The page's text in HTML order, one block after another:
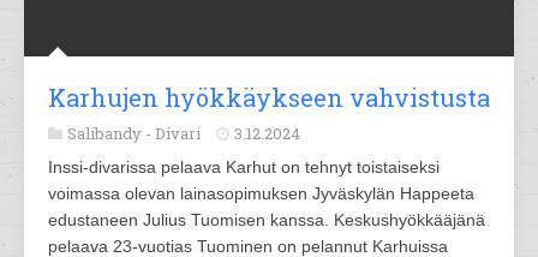
Karhujen hyökkäykseen vahvistusta
Salibandy - Divari 3.12.2024
Inssi-divarissa pelaava Karhut on tehnyt toistaiseksi
voimassa olevan lainasopimuksen Jyväskylän Happeeta
edustaneen Julius Tuomisen kanssa. Keskushyökkääjänä
pelaava 23-vuotias Tuominen on pelannut Karhuissa